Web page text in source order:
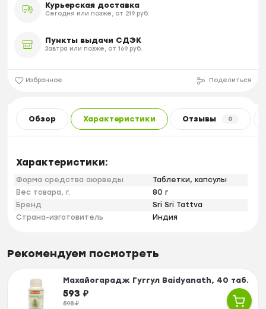
Курьерская доставка
Сегодня или позже, от 219 руб.
Пункты выдачи СДЭК
Завтра или позже, от 169 руб.
Избранное Поделиться
Обзор Характеристики Отзывы 0
Характеристики:
Форма средства аюрведы
Таблетки, капсулы
Вес товара, г.
80 г
Бренд
Sri Sri Tattva
Страна-изготовитель
Индия
Рекомендуем посмотреть
Махайогарадж Гуггул Baidyanath, 40 таб.
593 ₽
598₽